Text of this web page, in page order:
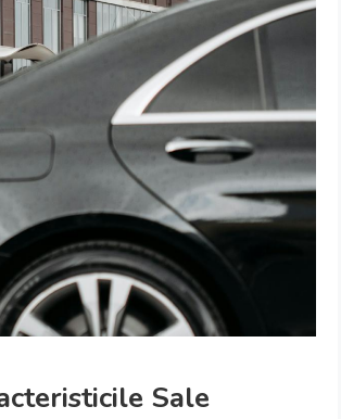
Sale